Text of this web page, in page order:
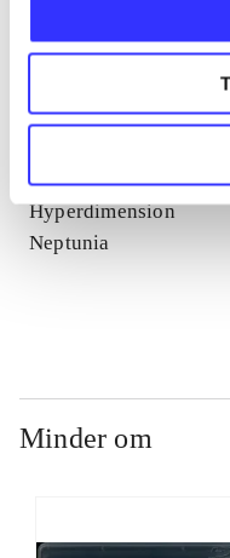
Hyperdimension
Neptunia
Minder om